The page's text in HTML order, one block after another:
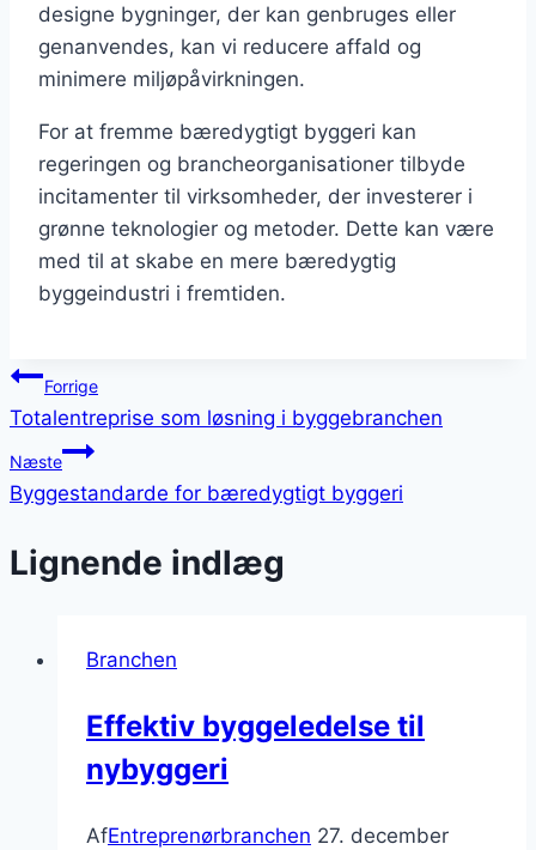
designe bygninger, der kan genbruges eller
genanvendes, kan vi reducere affald og
minimere miljøpåvirkningen.
For at fremme bæredygtigt byggeri kan
regeringen og brancheorganisationer tilbyde
incitamenter til virksomheder, der investerer i
grønne teknologier og metoder. Dette kan være
med til at skabe en mere bæredygtig
byggeindustri i fremtiden.
Indlægsnavigation
Forrige
Totalentreprise som løsning i byggebranchen
Næste
Byggestandarde for bæredygtigt byggeri
Lignende indlæg
Branchen
Effektiv byggeledelse til
nybyggeri
AfEntreprenørbranchen 27. december